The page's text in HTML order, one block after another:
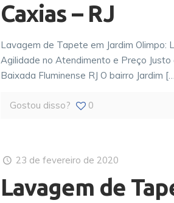
Caxias – RJ
Lavagem de Tapete em Jardim Olimpo:
Agilidade no Atendimento e Preço Justo
Baixada Fluminense RJ O bairro Jardim
Gostou disso? 0
23 de fevereiro de 2020
Lavagem de